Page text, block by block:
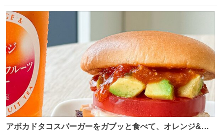
たいにﾄﾃﾄﾃついてってるし逃走しないし脱走しないし逃げ
ないし走ら文字数
ト
数
アボカドタコスバーガーをガブッと食べて、オレンジ&パ